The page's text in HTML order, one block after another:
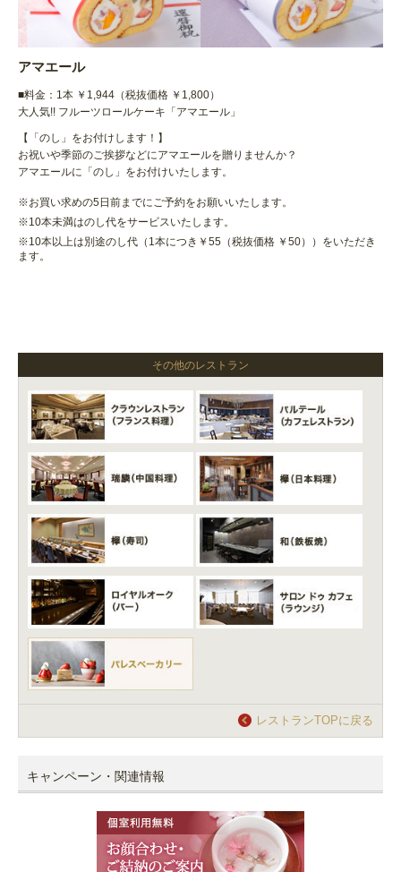
アマエール
■料金：1本 ￥1,944（税抜価格 ￥1,800）
大人気!! フルーツロールケーキ「アマエール」
【「のし」をお付けします！】
お祝いや季節のご挨拶などにアマエールを贈りませんか？
アマエールに「のし」をお付けいたします。
※お買い求めの5日前までにご予約をお願いいたします。
※10本未満はのし代をサービスいたします。
※10本以上は別途のし代（1本につき￥55（税抜価格 ￥50））をいただき
ます。
その他のレストラン
レストランTOPに戻る
キャンペーン・関連情報